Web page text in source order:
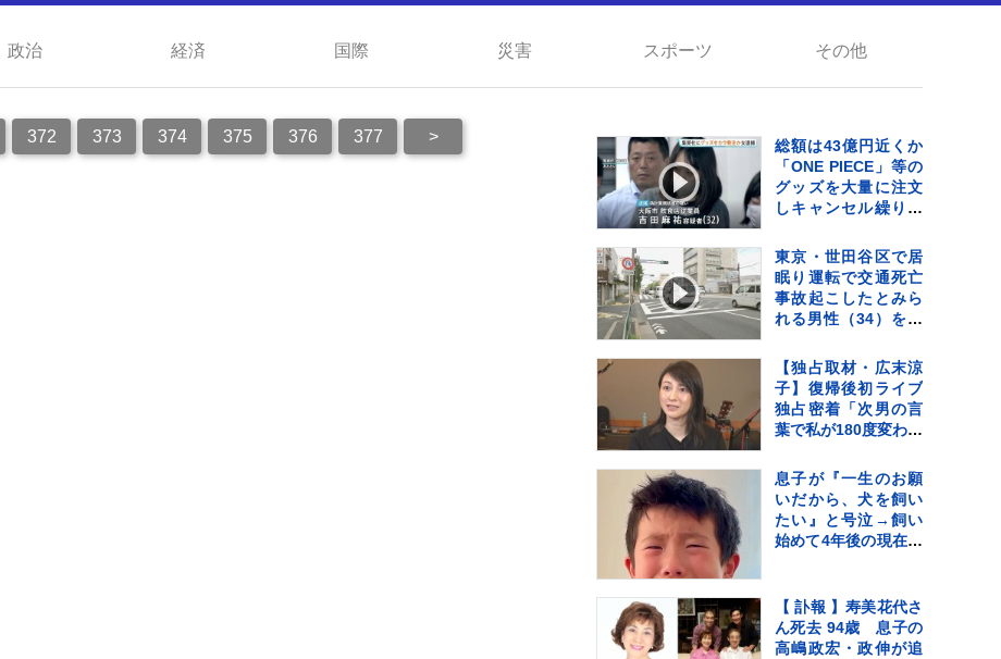
政治 経済 国際 災害 スポーツ その他
372 373 374 375 376 377 >
総額は43億円近くか
「ONE PIECE」等の
グッズを大量に注文
しキャンセル繰り返
疑いで女（32）逮捕
「日々の生活でスト
レスたまり」 警視庁
東京・世田谷区で居
眠り運転で交通死亡
事故起こしたとみら
れる男性（34）を書
睡眠時無呼吸症候
群 危険運転致死疑い
でも捜査
【独占取材・広末涼
子】復帰後初ライブ
独占密着「次男の言
葉で私が180度変わっ
断させた“次男の言
葉”（特別インタビュ
ー）
息子が『一生のお願
いだから、犬を飼い
たい』と号泣→飼い
始めて4年後の現在…
「素敵」「愛溢れて
る」
【 訃報 】寿美花代さ
ん死去 94歳 息子の
高嶋政宏・政伸が追